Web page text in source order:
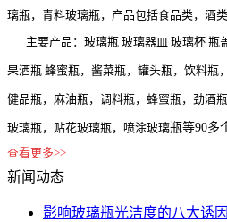
璃瓶，青料玻璃瓶，产品包括食品类，酒
主要产品：玻璃瓶 玻璃器皿 玻璃杯 瓶
果酒瓶 蜂蜜瓶，酱菜瓶，罐头瓶，饮料瓶
健品瓶，麻油瓶，调料瓶，蜂蜜瓶，劲酒
玻璃瓶，贴花玻璃瓶，喷涂玻璃瓶等90多
查看更多>>
新闻动态
影响玻璃瓶光洁度的八大诱因